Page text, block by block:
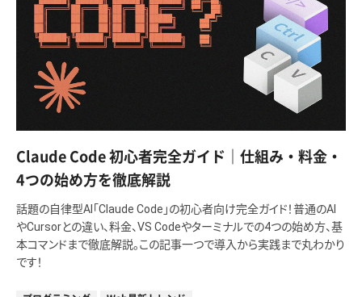
Claude Code 初心者完全ガイド｜仕組み・料金・
4つの始め方を徹底解説
話題の自律型AI「Claude Code」の初心者向け完全ガイド！普通のAI
やCursorとの違い、料金、VS Codeやターミナルでの4つの始め方、基
本コマンドまで徹底解説。この記事一つで導入から実践まで丸わかり
です！